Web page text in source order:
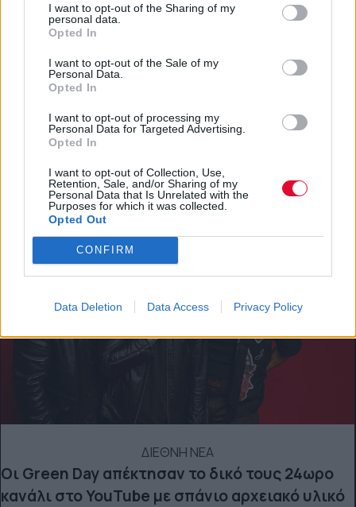
I want to opt-out of the Sharing of my
personal data.
Opted In
I want to opt-out of the Sale of my
Personal Data.
Opted In
I want to opt-out of processing my
Personal Data for Targeted Advertising.
Opted In
I want to opt-out of Collection, Use,
Retention, Sale, and/or Sharing of my
Personal Data that Is Unrelated with the
Purposes for which it was collected.
Opted Out
CONFIRM
Data Deletion Data Access Privacy Policy
Έφυγε από τη ζωή ο William Orbit
ΔΙΕΘΝΗ ΝΕΑ
Οι Green Day απέκτησαν το δικό τους 24ωρο
κανάλι στο YouTube με σπάνιο αρχειακό υλικό